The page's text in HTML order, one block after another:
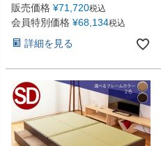
販売価格 ¥71,720税込
会員特別価格 ¥68,134税込
詳細を見る